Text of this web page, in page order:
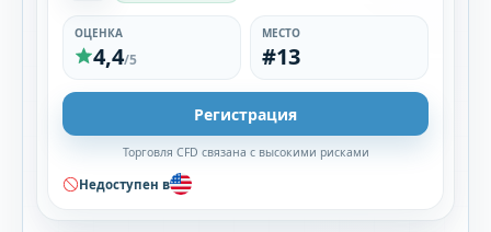
ОЦЕНКА
4,4/5
МЕСТО
#13
Регистрация
Торговля CFD связана с высокими рисками
Недоступен в